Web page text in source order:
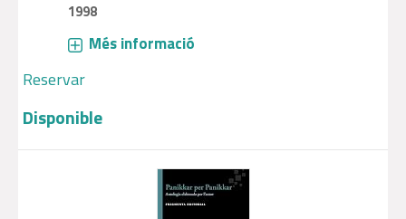
1998
Més informació
Reservar
Disponible